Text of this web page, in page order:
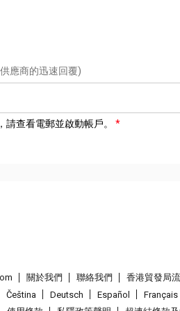
應商的迅速回覆)
查看電郵並啟動帳戶。
關於我們 聯絡我們 香港貿發局
Čeština
Deutsch Español Français